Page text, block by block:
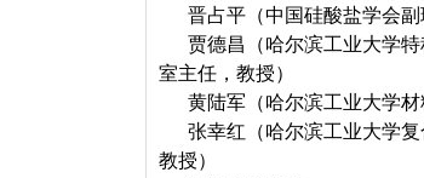
晋占平（中国硅酸盐学会副
贾德昌（哈尔滨工业大学
室主任，教授）
黄陆军（哈尔滨工业大学
张幸红（哈尔滨工业大学
教授）